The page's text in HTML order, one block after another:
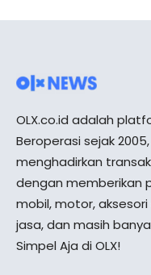
OLX.co.id adalah
Beroperasi sejak
menghadirkan
dengan memberikan
mobil, motor,
jasa, dan masih
Simpel Aja di OLX!